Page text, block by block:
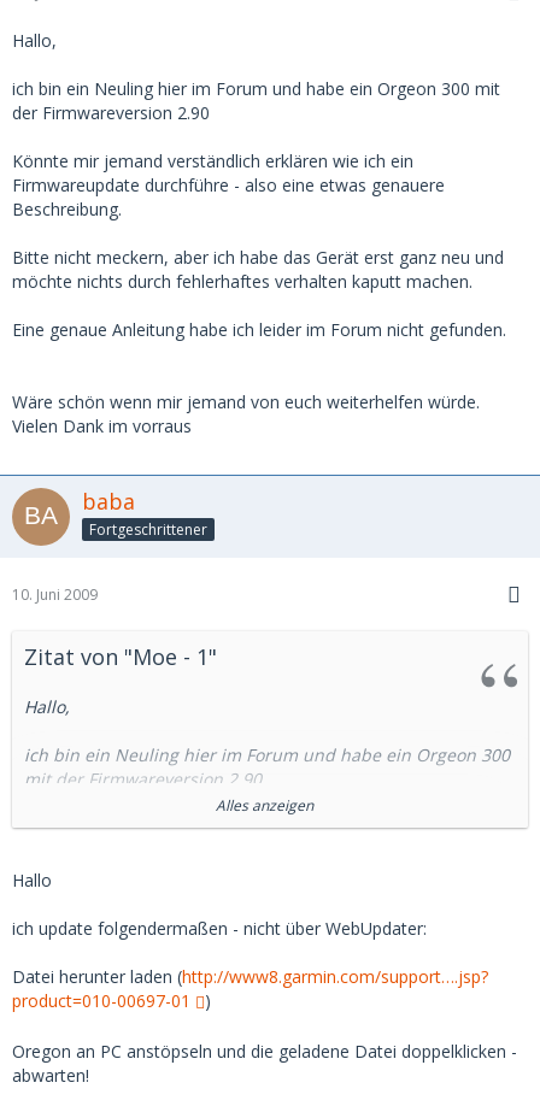
Hallo,
ich bin ein Neuling hier im Forum und habe ein Orgeon 300 mit
der Firmwareversion 2.90
Könnte mir jemand verständlich erklären wie ich ein
Firmwareupdate durchführe - also eine etwas genauere
Beschreibung.
Bitte nicht meckern, aber ich habe das Gerät erst ganz neu und
möchte nichts durch fehlerhaftes verhalten kaputt machen.
Eine genaue Anleitung habe ich leider im Forum nicht gefunden.
Wäre schön wenn mir jemand von euch weiterhelfen würde.
Vielen Dank im vorraus
baba
Fortgeschrittener
10. Juni 2009
Zitat von "Moe - 1"
Hallo,
ich bin ein Neuling hier im Forum und habe ein Orgeon 300
mit der Firmwareversion 2.90
Könnte mir jemand verständlich erklären wie ich ein
Beschreibung.
Bitte nicht meckern, aber ich habe das Gerät erst ganz neu
machen.
gefunden.
Alles anzeigen
Hallo
ich update folgendermaßen - nicht über WebUpdater:
Datei herunter laden (http://www8.garmin.com/support….jsp?
product=010-00697-01
)
Oregon an PC anstöpseln und die geladene Datei doppelklicken -
abwarten!